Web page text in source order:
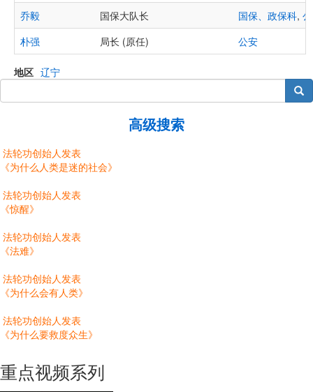
乔毅
国保大队长 国保、政保科,
朴强
局长 (原任) 公安
地区 辽宁
搜索
高级搜索
法轮功创始人发表
《为什么人类是迷的社会》
法轮功创始人发表
《惊醒》
法轮功创始人发表
《法难》
法轮功创始人发表
《为什么会有人类》
法轮功创始人发表
《为什么要救度众生》
重点视频系列